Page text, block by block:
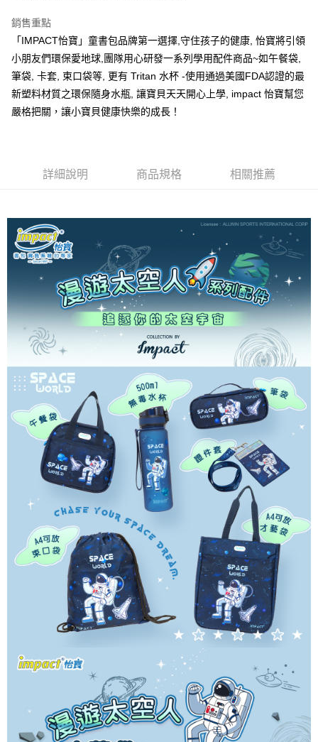
【大哥付你分期使用說明】
1.本服務由台灣大哥大提供，台灣大哥大用戶可立即使用無須另外申請。
流程，驗證手機門號後，選擇欲分期的期數、繳款截止日，確認付款後即完
成交易。
3.實際核准額度、可分期數及費用金額請依後續交易確認頁面所載為準。
4.訂單成立30分鐘內，如未前往確認交易或遇審核未通過，訂單將自動取
消。如遇「轉專審核」未通過狀況，表示未達大哥付你分期系統評分，恕無
2.透過簡訊連結打開帳單後，可選擇「超商條碼／台灣大直營門市／銀行轉
1.本服務係由「台灣大哥大股份有限公司」（以下簡稱本公司）所提供，讓
用戶於交易時，得透過本服務購買商品或服務，並由商店將買賣／分期付款
買賣價金債權讓與本公司後，依約使用本公司帳單繳交帳款。
2.基於同意付款使用「大哥付你分期」之契約關係目的，商店將以您的個人
資料（包含姓名、電話或地址）提供予台灣大哥大進項蒐集、處理及利用，
由本公司與您本人進行分期帳單所需資料之確認、核對及更正。
3.完整用戶服務條款，請詳閱以下連結：
https://oppay.tw/userRule
AFTEE先享後付
相關說明
AFTEE先享後付是「在收到商品之後才付款」的支付方式。 讓您購物簡單
便利好安心！
１．簡單：不需註冊會員、不需綁卡、不需儲值。
２．便利：只要手機號碼，簡訊認證，即可結帳。
１．於結帳方式選擇「AFTEE先享後付」後，將跳轉至「AFTEE先享後付」
結帳頁面，進行簡訊認證並確認金額後，即可完成結帳。
ATM／網路銀行／等多元方式進行付款，方視為交易完成。
※ 請注意：結帳手續完成當下不需立刻繳費，但若您需要取消訂單，請聯絡
購買商品的店家。未經商家同意取消之訂單仍視為有效，需透過AFTEE先享
後付繳納相關費用。
※ 交易是否成功請以「AFTEE先享後付 」之結帳頁面顯示為準，若有關於
是否繳費成功／繳費後需取消欲退款等相關疑問，請聯繫「AFTEE先享後付
客戶支援中心」https://netprotections.freshdesk.com/support/home
１．透過由恩沛科技股份有限公司提供之「AFTEE先享後付」服務完成之交
易，需依本服務之必要範圍內提供個人資料，並將交易相關給付款項請求債
２．關於個人資料處理事宜，請瀏覽以下網址：
https://aftee.tw/terms/#terms3
３．未成年的使用者請事先徵得法定代理人或監護人之同意方可使用
「AFTEE先享後付」，若未經同意申辦者引起之損失，本公司不負相關責
任。
４．使用「AFTEE先享後付」時，將依據個別帳號之用戶狀況，依本公司即
時審查核予不同之上限額度；若仍有額度不足之情形，本公司將視審查結果
請求用戶進行身份認證。
５．嚴禁一人註冊多個帳號或使用他人資訊註冊。若發現惡意使用之情形，
恩沛科技股份有限公司將有權停止該用戶之使用額度並採取法律行動。
ATM付款
運送方式
外島宅配
海外宅配 查看運費
銷售重點
「IMPACT怡寶」童書包品牌第一選擇,守住孩子的健康, 怡寶將引領
小朋友們環保愛地球,團隊用心研發一系列學用配件商品~如午餐袋,
筆袋, 卡套, 束口袋等, 更有 Tritan 水杯 -使用通過美國FDA認證的最
新塑料材質之環保隨身水瓶, 讓寶貝天天開心上學, impact 怡寶幫您
嚴格把關，讓小寶貝健康快樂的成長！
詳細說明 商品規格 相關推薦